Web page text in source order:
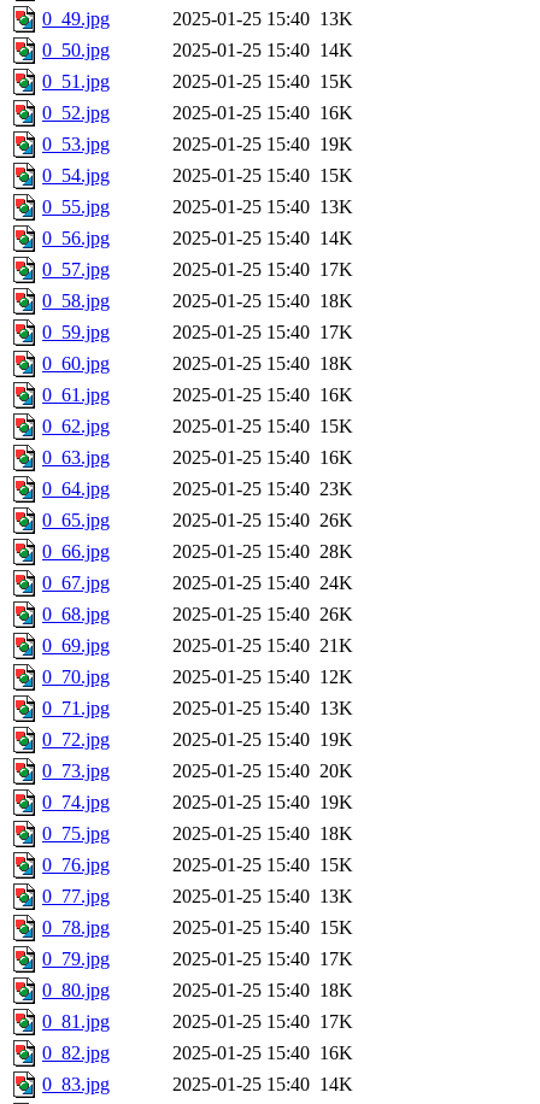
0_49.jpg
2025-01-25 15:40 13K
0_50.jpg
2025-01-25 15:40 14K
0_51.jpg
2025-01-25 15:40 15K
0_52.jpg
2025-01-25 15:40 16K
0_53.jpg
2025-01-25 15:40 19K
0_54.jpg
2025-01-25 15:40 15K
0_55.jpg
2025-01-25 15:40 13K
0_56.jpg
2025-01-25 15:40 14K
0_57.jpg
2025-01-25 15:40 17K
0_58.jpg
2025-01-25 15:40 18K
0_59.jpg
2025-01-25 15:40 17K
0_60.jpg
2025-01-25 15:40 18K
0_61.jpg
2025-01-25 15:40 16K
0_62.jpg
2025-01-25 15:40 15K
0_63.jpg
2025-01-25 15:40 16K
0_64.jpg
2025-01-25 15:40 23K
0_65.jpg
2025-01-25 15:40 26K
0_66.jpg
2025-01-25 15:40 28K
0_67.jpg
2025-01-25 15:40 24K
0_68.jpg
2025-01-25 15:40 26K
0_69.jpg
2025-01-25 15:40 21K
0_70.jpg
2025-01-25 15:40 12K
0_71.jpg
2025-01-25 15:40 13K
0_72.jpg
2025-01-25 15:40 19K
0_73.jpg
2025-01-25 15:40 20K
0_74.jpg
2025-01-25 15:40 19K
0_75.jpg
2025-01-25 15:40 18K
0_76.jpg
2025-01-25 15:40 15K
0_77.jpg
2025-01-25 15:40 13K
0_78.jpg
2025-01-25 15:40 15K
0_79.jpg
2025-01-25 15:40 17K
0_80.jpg
2025-01-25 15:40 18K
0_81.jpg
2025-01-25 15:40 17K
0_82.jpg
2025-01-25 15:40 16K
0_83.jpg
2025-01-25 15:40 14K